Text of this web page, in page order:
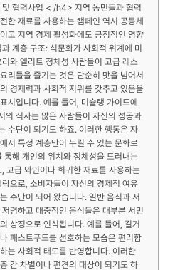
및 협력사업 < /h4> 지역 농민들과 협력
한 재료를 사용하는 캠페인 역시 공동체
고 지역 경제 활성화에도 긍정적인 영향
계층 구조: 식문화가 사회적 위계에 미
와 엘리트 정체성 사람들이 고급 레스
리들을 즐기는 것은 단순히 맛을 넘어서
경제력과 사회적 지위를 갖추고 있음을
시입니다. 예를 들어, 미슐랭 가이드에
의 식사는 많은 사람들이 자신의 성공과
수단이 되기도 하죠. 이러한 행동은 자
서 특정 계층만이 누릴 수 있는 문화로
통해 개인의 위치와 정체성을 드러내는
고급 와인이나 희귀한 재료를 사용하는
으로, 소비자들이 자신의 경제적 여유
수단이 되어 왔습니다. 일반 음식과 서
렴하고 대중적인 음식들은 대부분 서민
상징으로 인식됩니다. 예를 들어, 길거
패스트푸드를 선호하는 모습은 편리함
는 사회적 태도를 반영합니다. 이러한
간 차별이나 편견의 대상이 되기도 하